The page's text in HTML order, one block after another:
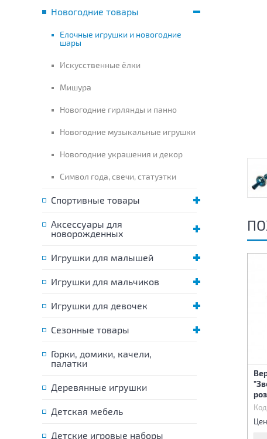
Новогодние товары
Елочные игрушки и новогодние
шары
Искусственные ёлки
Мишура
Новогодние гирлянды и панно
Новогодние музыкальные игрушки
Новогодние украшения и декор
Символ года, свечи, статуэтки
Спортивные товары
Аксессуары для
новорожденных
Игрушки для малышей
Игрушки для мальчиков
Игрушки для девочек
Сезонные товары
Горки, домики, качели,
палатки
Деревянные игрушки
Детская мебель
Детские игровые наборы
Шишки 2 шт 11*5 см (зол)
545 р.
Шишки 2 шт 11*5 см (крас)